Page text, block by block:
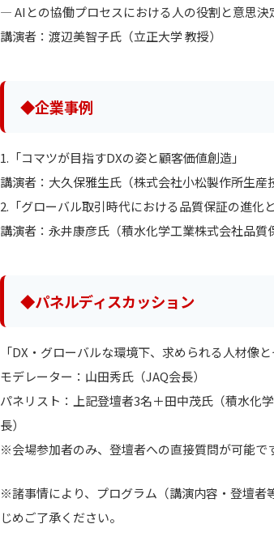
― AIとの協働プロセスにおける人の役割と意思決
講演者：渡辺美智子氏（立正大学 教授）
◆企業事例
1.「コマツが目指すDXの姿と顧客価値創造」
講演者：大久保雅生氏（株式会社小松製作所生産
2.「グローバル取引時代における品質保証の進化
講演者：永井康彦氏（積水化学工業株式会社品質
◆パネルディスカッション
「DX・グローバルな環境下、求められる人材像
モデレーター：山田秀氏（JAQ会長）
パネリスト：上記登壇者3名＋田中茂氏（積水化
長）
※会場参加者のみ、登壇者への直接質問が可能で
※諸事情により、プログラム（講演内容・登壇者
じめご了承ください。